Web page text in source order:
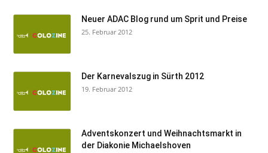
Neuer ADAC Blog rund um Sprit und Preise
25. Februar 2012
Der Karnevalszug in Sürth 2012
19. Februar 2012
Adventskonzert und Weihnachtsmarkt in
der Diakonie Michaelshoven